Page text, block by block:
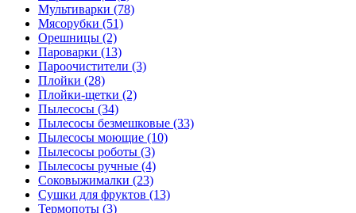
Мультиварки (78)
Мясорубки (51)
Орешницы (2)
Пароварки (13)
Пароочистители (3)
Плойки (28)
Плойки-щетки (2)
Пылесосы (34)
Пылесосы безмешковые (33)
Пылесосы моющие (10)
Пылесосы роботы (3)
Пылесосы ручные (4)
Соковыжималки (23)
Сушки для фруктов (13)
Термопоты (3)